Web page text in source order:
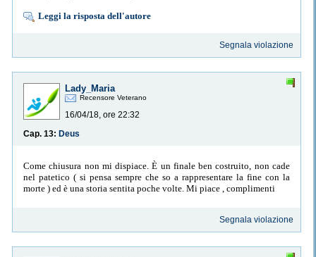
Leggi la risposta dell'autore
Segnala violazione
Lady_Maria
Recensore Veterano
16/04/18, ore 22:32
Cap. 13: Deus
Come chiusura non mi dispiace. È un finale ben costruito, non cade
nel patetico ( si pensa sempre che so a rappresentare la fine con la
morte ) ed è una storia sentita poche volte. Mi piace , complimenti
Segnala violazione